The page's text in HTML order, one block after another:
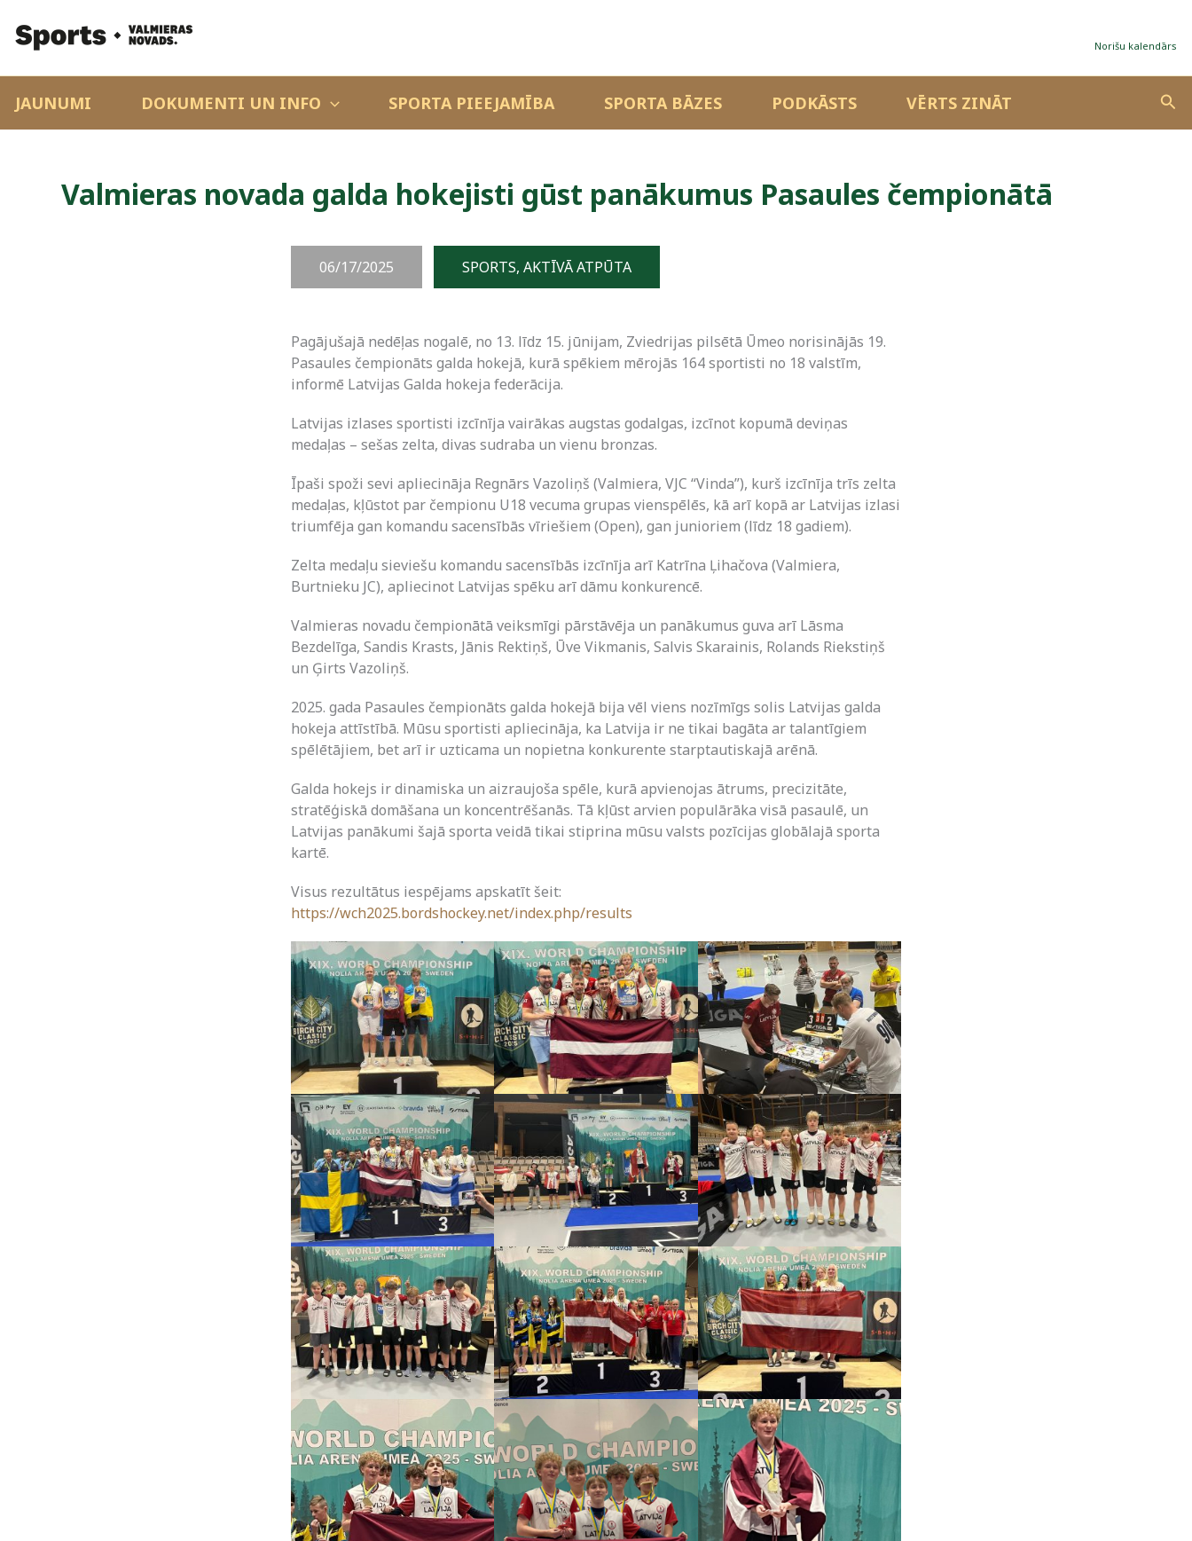
Norišu kalendārs
JAUNUMI DOKUMENTI UN INFO SPORTA PIEEJAMĪBA SPORTA BĀZES PODKĀSTS VĒRTS ZINĀT
Valmieras novada galda hokejisti gūst panākumus Pasaules čempionātā
06/17/2025 SPORTS, AKTĪVĀ ATPŪTA
Pagājušajā nedēļas nogalē, no 13. līdz 15. jūnijam, Zviedrijas pilsētā Ūmeo norisinājās 19.
Pasaules čempionāts galda hokejā, kurā spēkiem mērojās 164 sportisti no 18 valstīm,
informē Latvijas Galda hokeja federācija.
Latvijas izlases sportisti izcīnīja vairākas augstas godalgas, izcīnot kopumā deviņas
medaļas – sešas zelta, divas sudraba un vienu bronzas.
Īpaši spoži sevi apliecināja Regnārs Vazoliņš (Valmiera, VJC “Vinda”), kurš izcīnīja trīs zelta
medaļas, kļūstot par čempionu U18 vecuma grupas vienspēlēs, kā arī kopā ar Latvijas izlasi
triumfēja gan komandu sacensībās vīriešiem (Open), gan junioriem (līdz 18 gadiem).
Zelta medaļu sieviešu komandu sacensībās izcīnīja arī Katrīna Ļihačova (Valmiera,
Burtnieku JC), apliecinot Latvijas spēku arī dāmu konkurencē.
Valmieras novadu čempionātā veiksmīgi pārstāvēja un panākumus guva arī Lāsma
Bezdelīga, Sandis Krasts, Jānis Rektiņš, Ūve Vikmanis, Salvis Skarainis, Rolands Riekstiņš
un Ģirts Vazoliņš.
2025. gada Pasaules čempionāts galda hokejā bija vēl viens nozīmīgs solis Latvijas galda
hokeja attīstībā. Mūsu sportisti apliecināja, ka Latvija ir ne tikai bagāta ar talantīgiem
spēlētājiem, bet arī ir uzticama un nopietna konkurente starptautiskajā arēnā.
Galda hokejs ir dinamiska un aizraujoša spēle, kurā apvienojas ātrums, precizitāte,
stratēģiskā domāšana un koncentrēšanās. Tā kļūst arvien populārāka visā pasaulē, un
Latvijas panākumi šajā sporta veidā tikai stiprina mūsu valsts pozīcijas globālajā sporta
kartē.
Visus rezultātus iespējams apskatīt šeit:
https://wch2025.bordshockey.net/index.php/results